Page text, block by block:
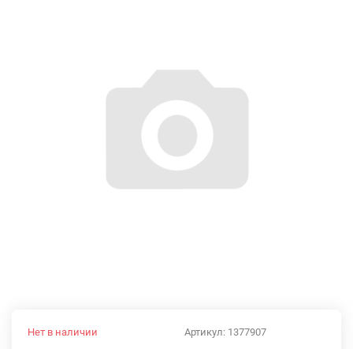
Артикул: 1377907
Нет в наличии